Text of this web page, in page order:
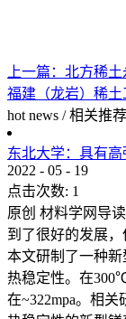
上一篇： 北方稀土
福建（龙岩）稀
hot news / 相关推荐
东北大学：具有高
2022 - 05 - 19
点击次数: 1
原创 材料学网导
到了很好的发展，
本文研制了一种新
热稳定性。在
在~322mpa。相